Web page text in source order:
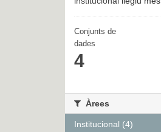
Conjunts de
dades
4
Àrees
Institucional (4)